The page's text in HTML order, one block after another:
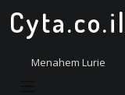
Menahem Lurie